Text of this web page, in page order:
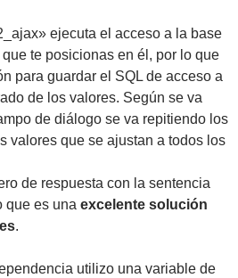
ejecuta el acceso a la base
te posicionas en él, por lo que
para guardar el SQL de acceso a
de los valores. Según se va
de diálogo se va repitiendo los
valores que se ajustan a todos los
de respuesta con la sentencia
que es una excelente solución
.
utilizo una variable de